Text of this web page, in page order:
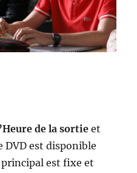
de la sortieet
DVD est disponible
principal est fixe et